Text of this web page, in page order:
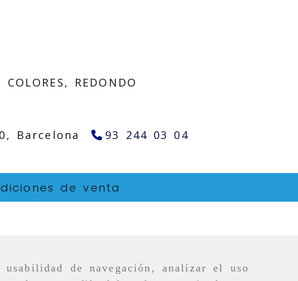
de navegación, analizar el uso
REDONDO
Barcelona 93 244 03 04
de venta